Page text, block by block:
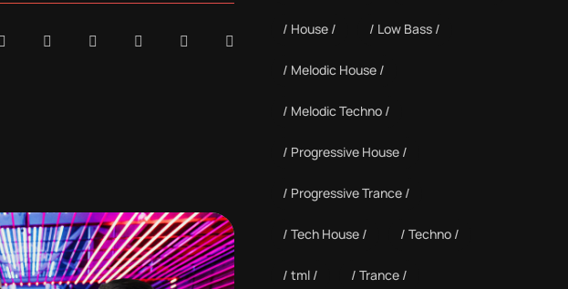
House Low Bass
Melodic House
Melodic Techno
Progressive House
Progressive Trance
Tech House Techno
tml Trance